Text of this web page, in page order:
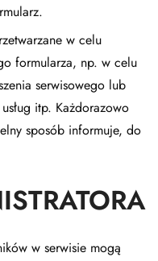
w celu
formularza, np. w celu
serwisowego lub
itp. Każdorazowo
sposób informuje, do
w serwisie mogą